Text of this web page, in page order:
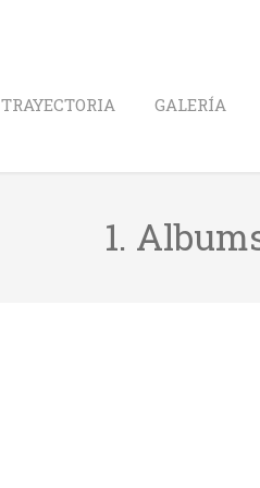
TRAYECTORIA GALERÍA
1.